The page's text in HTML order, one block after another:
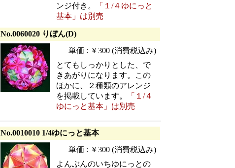
ンジ付き。
「１/４ゆにっと
基本」は別売
No.0060020 りぼん(D)
単価 : ￥300 (消費税込み)
とてもしっかりとした、で
きあがりになります。この
ほかに、２種類のアレンジ
を掲載しています。
「１/４
ゆにっと基本」は別売
No.0010010 1/4ゆにっと基本
単価 : ￥300 (消費税込み)
よんぶんのいちゆにっとの